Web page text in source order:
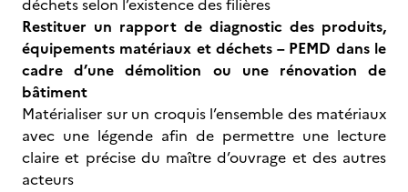
déchets selon l’existence des filières
Restituer un rapport de diagnostic des produits,
équipements matériaux et déchets – PEMD dans le
cadre d’une démolition ou une rénovation de
bâtiment
Matérialiser sur un croquis l’ensemble des matériaux
avec une légende afin de permettre une lecture
claire et précise du maître d’ouvrage et des autres
acteurs